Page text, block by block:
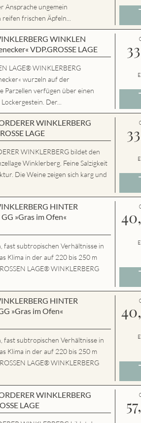
Ansprache ungemein
frischen Äpfeln...
WINKLEN
VDP.GROSSE LAGE
LAGE® WINKLERBERG
wurzeln auf der
Parzellen verfügen über einen
Der...
WINKLERBERG
LAGE
WINKLERBERG bildet den
Winklerberg. Feine Salzigkeit
Die Weine zeigen sich karg und
HINTER
»Gras im Ofen«
fast subtropischen Verhältnisse in
Klima in der auf 220 bis 250 m
LAGE® WINKLERBERG
HINTER
»Gras im Ofen«
fast subtropischen Verhältnisse in
Klima in der auf 220 bis 250 m
LAGE® WINKLERBERG
WINKLERBERG
LAGE